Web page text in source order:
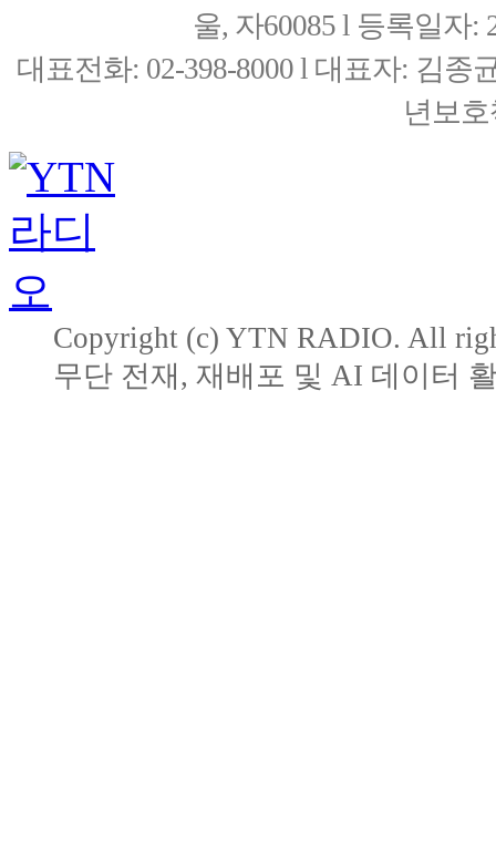
울, 자60085 l 등록일자:
대표전화: 02-398-8000 l 대표자: 김종
년보
Copyright (c) YTN RADIO. All
무단 전재, 재배포 및 AI 데이터